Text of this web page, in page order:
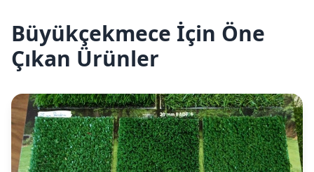
Büyükçekmece İçin Öne
Çıkan Ürünler